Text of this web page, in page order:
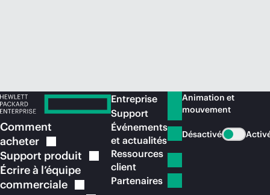
Comment
acheter
Support produit
Écrire à l’équipe
commerciale
Entreprise
Support
Événements
et actualités
Ressources
client
Partenaires
Animation et
mouvement
Désactivé